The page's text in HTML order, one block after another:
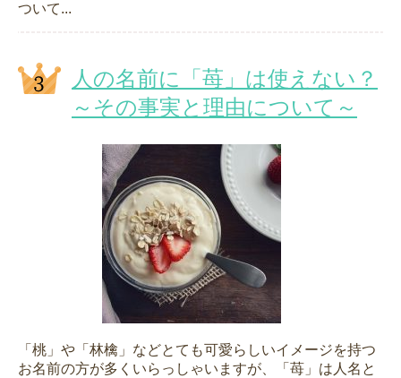
ついて...
人の名前に「苺」は使えない？
～その事実と理由について～
「桃」や「林檎」などとても可愛らしいイメージを持つ
お名前の方が多くいらっしゃいますが、「苺」は人名と